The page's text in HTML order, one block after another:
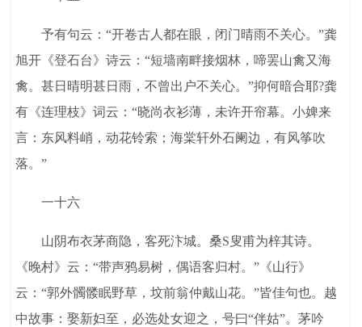
予有句云：“开卷古人都在眼，闭门晴雨不关心。”龚
旭开《登石台》诗云：“短墙南畔接烟林，啼罢山禽又海
禽。甚日晴明甚日雨，不曾出户不关心。”抑何暗合耶?龚
有《连理枝》词云：“晓尚衣衫薄，未许开帘幕。小婢来
言：东风料峭，动花铃索；海棠轩外石阑边，有风筝吹
落。”
一十六
山阴布衣茅商隐，客死汴城。桑S叟甫为梓其诗。
《晚村》云：“带声鸦易树，偶语客归村。”《山行》
云：“郭外髑髅眠野草，坟前翁仲戴山花。”皆佳句也。越
中故事：娶新妇至，必选处女迎之，号曰“伴姑”。茅吟